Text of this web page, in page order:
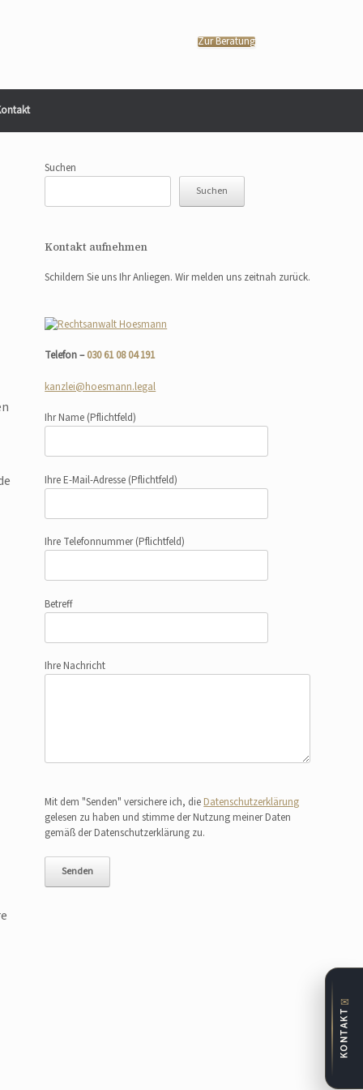
Zur Beratung
Suchen
Suchen
Kontakt aufnehmen
Schildern Sie uns Ihr Anliegen. Wir melden uns zeitnah zurück.
Telefon –030 61 08 04 191
kanzlei@hoesmann.legal
Ihr Name (Pflichtfeld)
Ihre E-Mail-Adresse (Pflichtfeld)
Ihre Telefonnummer(Pflichtfeld)
Betreff
Ihre Nachricht
Mit dem "Senden" versichere ich, die Datenschutzerklärung
gelesen zu haben und stimme der Nutzung meiner Daten
gemäß der Datenschutzerklärung zu.
✉
KONTAKT